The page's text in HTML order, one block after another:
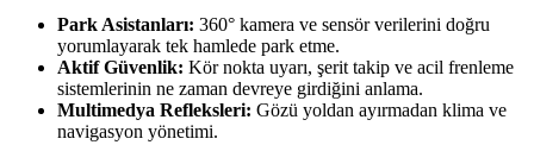
Park Asistanları: 360° kamera ve sensör verilerini doğru
yorumlayarak tek hamlede park etme.
Aktif Güvenlik: Kör nokta uyarı, şerit takip ve acil frenleme
sistemlerinin ne zaman devreye girdiğini anlama.
Multimedya Refleksleri: Gözü yoldan ayırmadan klima ve
navigasyon yönetimi.